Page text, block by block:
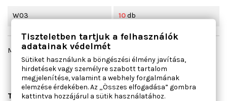
W03 10db
Megosztás
TERMÉK RÉSZLETEI VÁLTÓSZÁMOK MIHEZ JÓ
Tiszteletben tartjuk a felhasználók
adatainak védelmét
Sütiket használunk a böngészési élmény javítása,
hirdetések vagy személyre szabott tartalom
megjelenítése, valamint a webhely forgalmának
elemzése érdekében. Az „Összes elfogadása” gombra
kattintva hozzájárul a sütik használatához.